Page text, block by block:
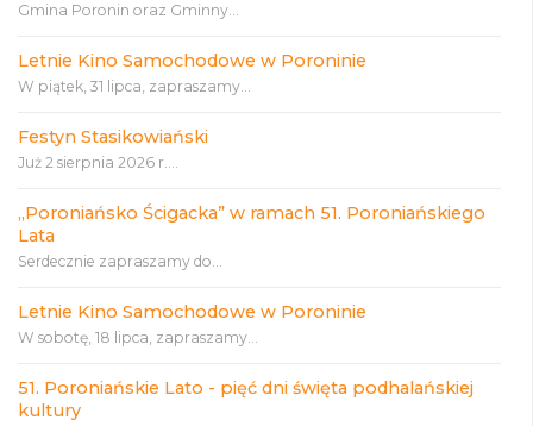
Gmina Poronin oraz Gminny...
Letnie Kino Samochodowe w Poroninie
W piątek, 31 lipca, zapraszamy...
Festyn Stasikowiański
Już 2 sierpnia 2026 r....
„Poroniańsko Ścigacka” w ramach 51. Poroniańskiego
Lata
Serdecznie zapraszamy do...
Letnie Kino Samochodowe w Poroninie
W sobotę, 18 lipca, zapraszamy...
51. Poroniańskie Lato - pięć dni święta podhalańskiej
kultury